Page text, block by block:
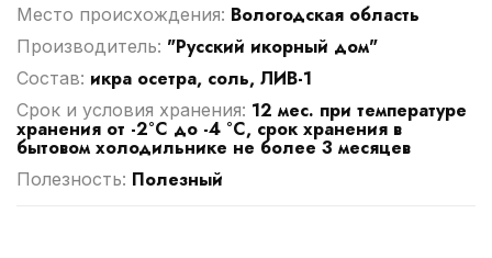
Место происхождения: Вологодская область
Производитель: "Русский икорный дом"
Cостав: икра осетра, соль, ЛИВ-1
Срок и условия хранения: 12 мес. при температуре
хранения от -2°С до -4 °С, срок хранения в
бытовом холодильнике не более 3 месяцев
Полезность: Полезный